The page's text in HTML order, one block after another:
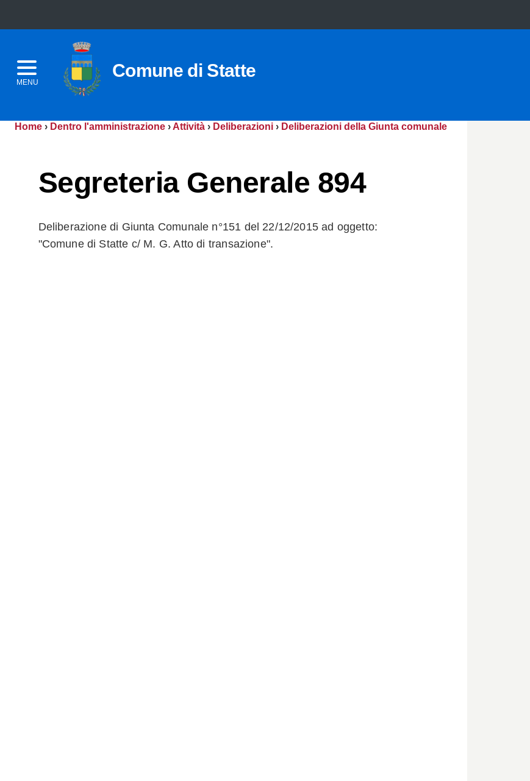
MENU
Comune di Statte
Home › Dentro l'amministrazione › Attività › Deliberazioni › Deliberazioni della Giunta comunale
Segreteria Generale 894
Deliberazione di Giunta Comunale n°151 del 22/12/2015 ad oggetto:
"Comune di Statte c/ M. G. Atto di transazione".